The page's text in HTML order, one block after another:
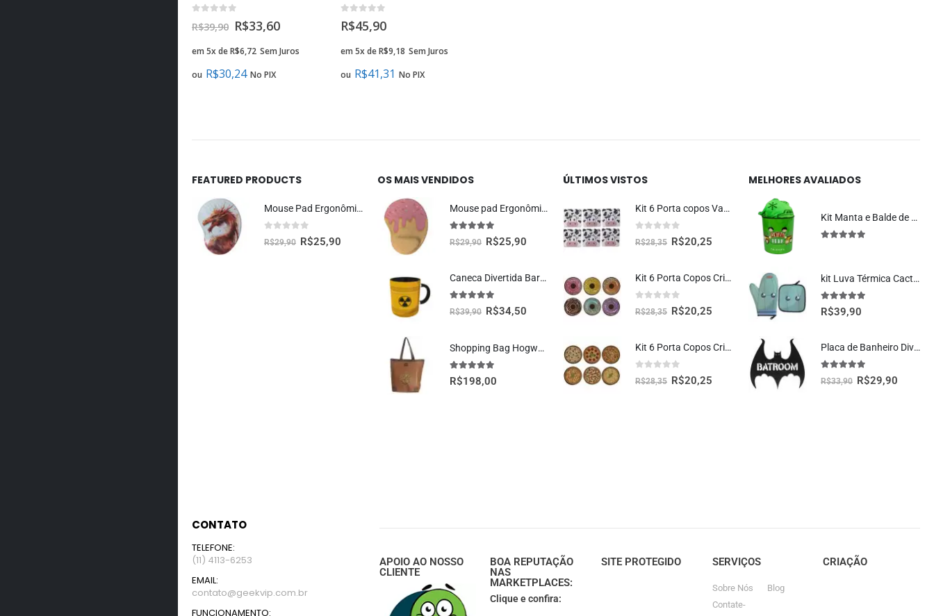
R$39,90 R$33,60
em 5x deR$6,72 Sem Juros
ou R$30,24 No PIX
fora de 5
R$45,90
em 5x deR$9,18 Sem Juros
ou R$41,31 No PIX
FEATURED PRODUCTS
Mouse Pad Ergonômico Dragão Vermelho Oficial Geek Vip
fora de 5
R$29,90 R$25,90
OS MAIS VENDIDOS
Mouse pad Ergonômico Sorvete Presente Criativo
5.00 fora de 5
R$29,90 R$25,90
Caneca Divertida Barril Radioativo Presente Criativo Geek
5.00 fora de 5
R$39,90 R$34,50
Shopping Bag Hogwarts Oficial Harry Potter
5.00 fora de 5
R$198,00
ÚLTIMOS VISTOS
Kit 6 Porta copos Vaquinha Fofa Kawaii
fora de 5
R$28,35 R$20,25
Kit 6 Porta Copos Criativos – Rosquinhas Donuts
fora de 5
R$28,35 R$20,25
Kit 6 Porta Copos Criativos – Pizzas
fora de 5
R$28,35 R$20,25
MELHORES AVALIADOS
Kit Manta e Balde de Pipoca 5L Oficial Central Perk Friends
kit Luva Térmica Cacto Kawaii Cozinha Criativa Geek
5.00fora de 5
R$39,90
Placa de Banheiro Divertida Batroom Decoração Geek
5.00 fora de 5
R$33,90 R$29,90
CONTATO
TELEFONE:
(11) 4113-6253
EMAIL:
contato@geekvip.com.br
FUNCIONAMENTO:
APOIO AO NOSSO
CLIENTE
BOA REPUTAÇÃO
NAS
MARKETPLACES:
Clique e confira:
SITE PROTEGIDO SERVIÇOS
Sobre Nós
Contate-
Blog
CRIAÇÃO